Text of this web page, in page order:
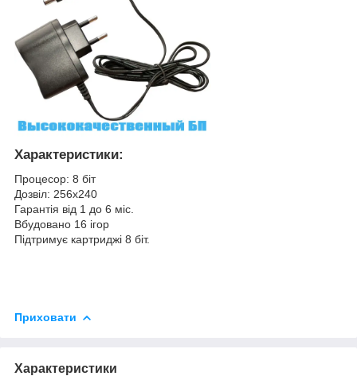
Характеристики:
Процесор: 8 біт
Дозвіл: 256x240
Гарантія від 1 до 6 міс.
Вбудовано 16 ігор
Підтримує картриджі 8 біт.
Приховати
Характеристики